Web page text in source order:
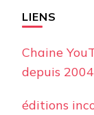
LIENS
Chaine
depuis
éditions